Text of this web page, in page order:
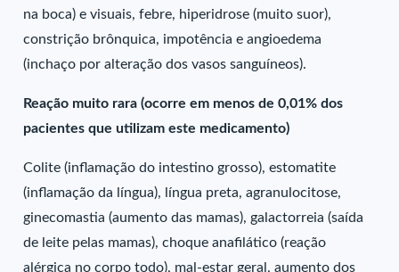
na boca) e visuais, febre, hiperidrose (muito suor),
constrição brônquica, impotência e angioedema
(inchaço por alteração dos vasos sanguíneos).
Reação muito rara (ocorre em menos de 0,01% dos
pacientes que utilizam este medicamento)
Colite (inflamação do intestino grosso), estomatite
(inflamação da língua), língua preta, agranulocitose,
ginecomastia (aumento das mamas), galactorreia (saída
de leite pelas mamas), choque anafilático (reação
alérgica no corpo todo), mal-estar geral, aumento dos